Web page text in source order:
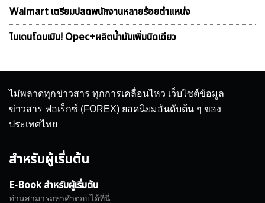
Walmart เตรียมปลดพนักงานหลายร้อยตำแหน่ง
ไบเดนโดนเมิน! Opec+ผลิตน้ำมันเพิ่มนิดเดียว
ไม่พลาดทุกข่าวสาร ทุกการเคลื่อนไหว เว็บไซต์ข้อมูล
ข่าวสาร ฟอเร็กซ์ (FOREX) ยอดนิยมอันดับต้น ๆ ของ
ประเทศไทย
สำหรับผู้เริ่มต้น
E-Book สำหรับผู้เริ่มต้น
ท่านสามารถหาคำตอบได้ที่นี่